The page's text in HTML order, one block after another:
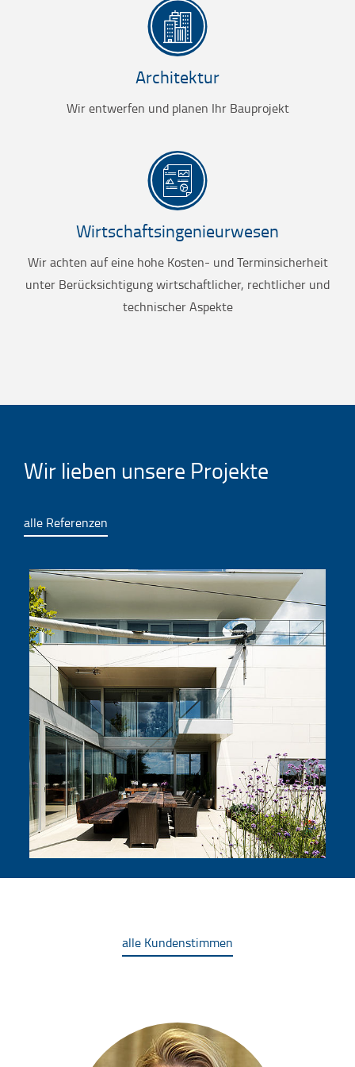
Architektur
Wir entwerfen und planen Ihr Bauprojekt
Wirtschaftsingenieurwesen
Wir achten auf eine hohe Kosten- und Terminsicherheit
unter Berücksichtigung wirtschaftlicher, rechtlicher und
technischer Aspekte
Wir lieben unsere Projekte
alle Referenzen
alle Kundenstimmen